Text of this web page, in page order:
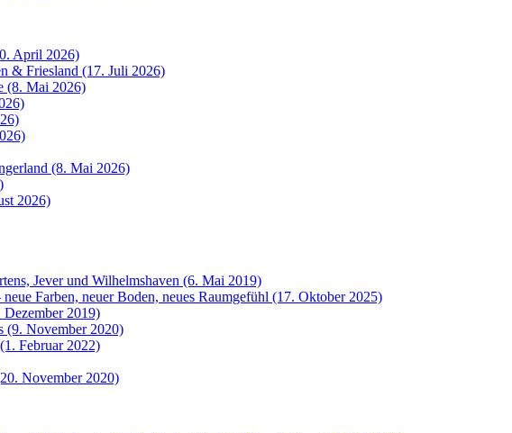
April 2026)
& Friesland (17. Juli 2026)
(8. Mai 2026)
(8. Mai 2026)
2026)
Jever und Wilhelmshaven (6. Mai 2019)
Farben, neuer Boden, neues Raumgefühl (17. Oktober 2025)
2019)
(9. November 2020)
Februar 2022)
November 2020)